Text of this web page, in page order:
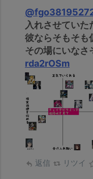
入れさせてい
彼ならそもそも
その場にいなさ
rda2rOSm
返信 リツイ